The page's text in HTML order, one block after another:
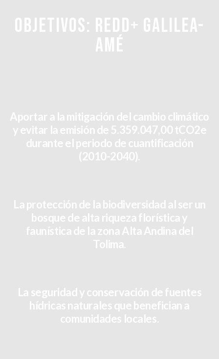
OBJETIVOS: REDD+ GALILEA-
AMÉ
Aportar a la mitigación del cambio climático
y evitar la emisión de 5.359.047,00 tCO2e
durante el periodo de cuantificación
(2010-2040).
La protección de la biodiversidad al ser un
bosque de alta riqueza florística y
faunística de la zona Alta Andina del
Tolima.
La seguridad y conservación de fuentes
hídricas naturales que benefician a
comunidades locales.